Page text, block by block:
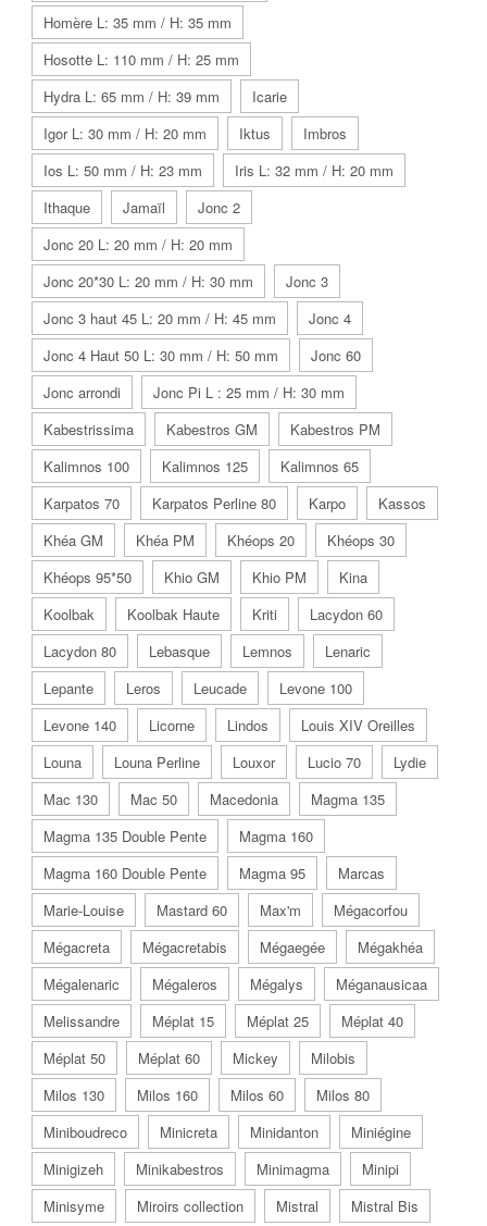
Homère L: 35 mm / H: 35 mm
Hosotte L: 110 mm / H: 25 mm
Hydra L: 65 mm / H: 39 mm
Icarie
Igor L: 30 mm / H: 20 mm
Iktus
Imbros
Ios L: 50 mm / H: 23 mm
Iris L: 32 mm / H: 20 mm
Ithaque
Jamaïl
Jonc 2
Jonc 20 L: 20 mm / H: 20 mm
Jonc 20*30 L: 20 mm / H: 30 mm
Jonc 3
Jonc 3 haut 45 L: 20 mm / H: 45 mm
Jonc 4
Jonc 4 Haut 50 L: 30 mm / H: 50 mm
Jonc 60
Jonc arrondi
Jonc Pi L : 25 mm / H: 30 mm
Kabestrissima
Kabestros GM
Kabestros PM
Kalimnos 100
Kalimnos 125
Kalimnos 65
Karpatos 70
Karpatos Perline 80 Karpo
Kassos
Khéa GM
Khéa PM Khéops 20
Khéops 30
Khéops 95*50
Khio GM Khio PM
Kina
Koolbak
Koolbak Haute Kriti
Lacydon 60
Lacydon 80
Lebasque Lemnos
Lenaric
Lepante
Leros Leucade
Levone 100
Levone 140
Licorne Lindos
Louis XIV Oreilles
Louna
Louna Perline Louxor Lucio 70
Lydie
Mac 130
Mac 50 Macedonia
Magma 135
Magma 135 Double Pente
Magma 160
Magma 160 Double Pente
Magma 95
Marcas
Marie-Louise
Mastard 60 Max'm
Mégacorfou
Mégacreta
Mégacretabis Mégaegée
Mégakhéa
Mégalenaric
Mégaleros Mégalys
Méganausicaa
Melissandre
Méplat 15 Méplat 25
Méplat 40
Méplat 50
Méplat 60 Mickey
Milobis
Milos 130
Milos 160 Milos 60
Milos 80
Miniboudreco
Minicreta Minidanton
Miniégine
Minigizeh
Minikabestros Minimagma
Minipi
Minisyme
Miroirs collection Mistral
Mistral Bis